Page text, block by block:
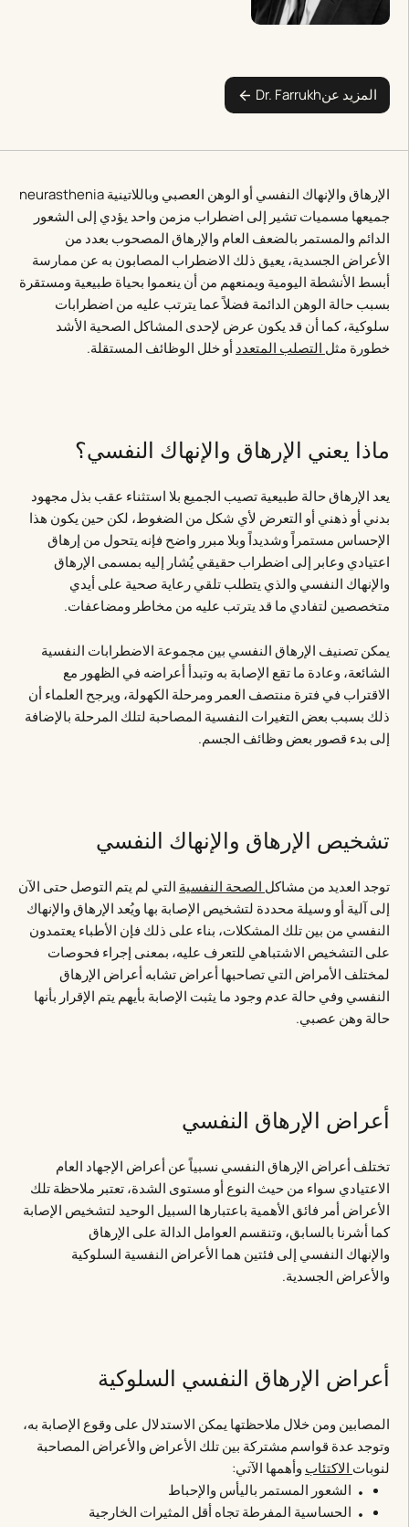
الإرهاق والإنهاك النفسي أو الوهن العصبي وباللاتينية neurasthenia
جميعها مسميات تشير إلى اضطراب مزمن واحد يؤدي إلى الشعور
الدائم والمستمر بالضعف العام والإرهاق المصحوب بعدد من
الأعراض الجسدية، يعيق ذلك الاضطراب المصابون به عن ممارسة
أبسط الأنشطة اليومية ويمنعهم من أن ينعموا بحياة طبيعية ومستقرة
بسبب حالة الوهن الدائمة فضلاً عما يترتب عليه من اضطرابات
سلوكية، كما أن قد يكون عرض لإحدى المشاكل الصحية الأشد
خطورة مثل التصلب المتعددأو خلل الوظائف المستقلة.
ماذا يعني الإرهاق والإنهاك النفسي؟
يعد الإرهاق حالة طبيعية تصيب الجميع بلا استثناء عقب بذل مجهود
بدني أو ذهني أو التعرض لأي شكل من الضغوط، لكن حين يكون هذا
الإحساس مستمراً وشديداً وبلا مبرر واضح فإنه يتحول من إرهاق
اعتيادي وعابر إلى اضطراب حقيقي يُشار إليه بمسمى الإرهاق
والإنهاك النفسي والذي يتطلب تلقي رعاية صحية على أيدي
متخصصين لتفادي ما قد يترتب عليه من مخاطر ومضاعفات.
يمكن تصنيف الإرهاق النفسي بين مجموعة الاضطرابات النفسية
الشائعة، وعادة ما تقع الإصابة به وتبدأ أعراضه في الظهور مع
الاقتراب في فترة منتصف العمر ومرحلة الكهولة، ويرجح العلماء أن
ذلك بسبب بعض التغيرات النفسية المصاحبة لتلك المرحلة بالإضافة
إلى بدء قصور بعض وظائف الجسم.
تشخيص الإرهاق والإنهاك النفسي
توجد العديد من مشاكل الصحة النفسية التي لم يتم التوصل حتى الآن
إلى آلية أو وسيلة محددة لتشخيص الإصابة بها ويُعد الإرهاق والإنهاك
النفسي من بين تلك المشكلات، بناء على ذلك فإن الأطباء يعتمدون
على التشخيص الاشتباهي للتعرف عليه، بمعنى إجراء فحوصات
لمختلف الأمراض التي تصاحبها أعراض تشابه أعراض الإرهاق
النفسي وفي حالة عدم وجود ما يثبت الإصابة بأيهم يتم الإقرار بأنها
حالة وهن عصبي.
أعراض الإرهاق النفسي
تختلف أعراض الإرهاق النفسي نسبياً عن أعراض الإجهاد العام
الاعتيادي سواء من حيث النوع أو مستوى الشدة، تعتبر ملاحظة تلك
الأعراض أمر فائق الأهمية باعتبارها السبيل الوحيد لتشخيص الإصابة
كما أشرنا بالسابق، وتنقسم العوامل الدالة على الإرهاق
والإنهاك النفسي إلى فئتين هما الأعراض النفسية السلوكية
والأعراض الجسدية.
أعراض الإرهاق النفسي السلوكية
المصابين ومن خلال ملاحظتها يمكن الاستدلال على وقوع الإصابة به،
وتوجد عدة قواسم مشتركة بين تلك الأعراض والأعراض المصاحبة
لنوبات الاكتئاب وأهمها الآتي:
الشعور المستمر باليأس والإحباط
الحساسية المفرطة تجاه أقل المثيرات الخارجية
المزيد عنDr. Farrukh